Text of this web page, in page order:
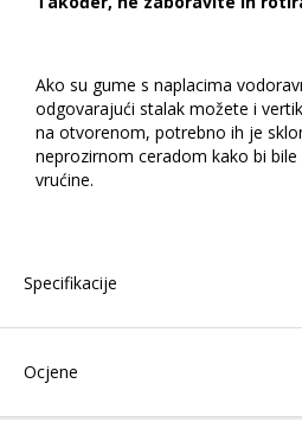
Ako su gume s naplacima
odgovarajući stalak možete i
na otvorenom, potrebno ih je
neprozirnom ceradom kako bi
vrućine.
Specifikacije
Ocjene